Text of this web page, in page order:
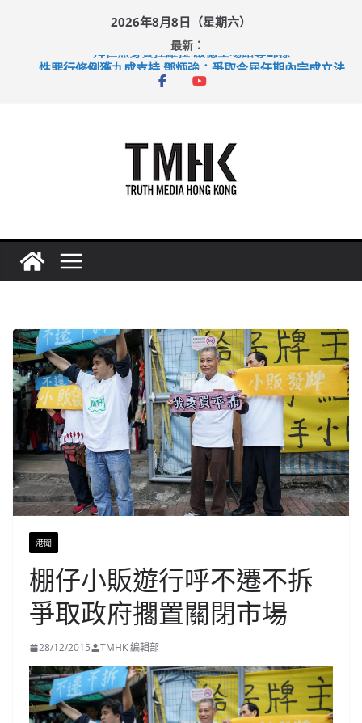
2026年8月8日（星期六）
最新：
拜仁熱身賽挫維拉 啟德主場館奪錦標
性罪行修例獲九成支持 鄧炳強：爭取今屆任期內完成立法
港聞
棚仔小販遊行呼不遷不拆
爭取政府擱置關閉市場
28/12/2015 TMHK 編輯部